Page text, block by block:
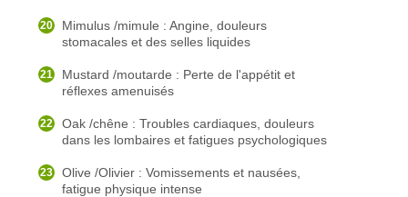
Mimulus /mimule : Angine, douleurs
stomacales et des selles liquides
Mustard /moutarde : Perte de l'appétit et
réflexes amenuisés
Oak /chêne : Troubles cardiaques, douleurs
dans les lombaires et fatigues psychologiques
Olive /Olivier : Vomissements et nausées,
fatigue physique intense